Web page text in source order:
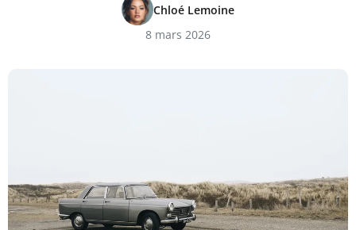
Chloé Lemoine
8 mars 2026